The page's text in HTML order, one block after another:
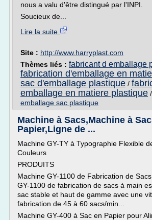
nous a valu d'être distingué par l'INPI.
Soucieux de...
Lire la suite
Site : http://www.harryplast.com
Thèmes liés : fabricant d emballage
fabrication d'emballage en
sac d'emballage plastique /
emballage en matiere plastique /
emballage sac plastique
Machine à Sacs,Machine à
Papier,Ligne de ...
Machine GY-TY à Typographie Flexible
Couleurs
PRODUITS
Machine GY-1100 de Fabrication de
GY-1100 de fabrication de sacs à main
sac stable et haut de gamme avec une
fabrication de 45 à 60 sacs/min...
Machine GY-400 à Sac en Papier pour